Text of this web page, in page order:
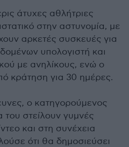
άτυχες αθλήτριες
στην αστυνομία, με
αρκετές συσκευές για
υπολογιστή και
με ανηλίκους, ενώ ο
κράτηση για 30 ημέρες.
ο κατηγορούμενος
του στείλουν γυμνές
και στη συνέχεια
ότι θα δημοσιεύσει